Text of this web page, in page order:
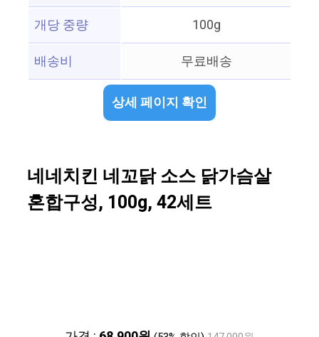
개당 중량
100g
배송비
무료배송
상세 페이지 확인
네네치킨 네꼬닭 소스 닭가슴살
혼합구성, 100g, 42세트